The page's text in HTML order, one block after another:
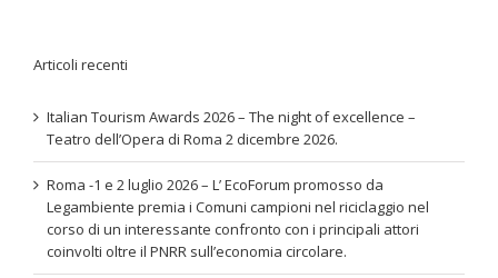
Articoli recenti
Italian Tourism Awards 2026 – The night of excellence –
Teatro dell’Opera di Roma 2 dicembre 2026.
Roma -1 e 2 luglio 2026 – L’ EcoForum promosso da
Legambiente premia i Comuni campioni nel riciclaggio nel
corso di un interessante confronto con i principali attori
coinvolti oltre il PNRR sull’economia circolare.